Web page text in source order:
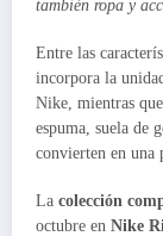
también ropa y
Entre las
incorpora la
Nike, mientras
espuma, suela de
convierten en una
La colección
octubre en Nike